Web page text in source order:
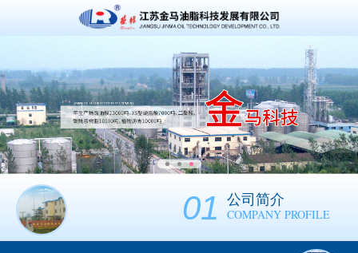
01 公司简介
COMPANY PROFILE